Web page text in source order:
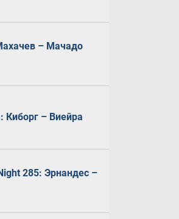
– Мачадо
Киборг – Виейра
285: Эрнандес –